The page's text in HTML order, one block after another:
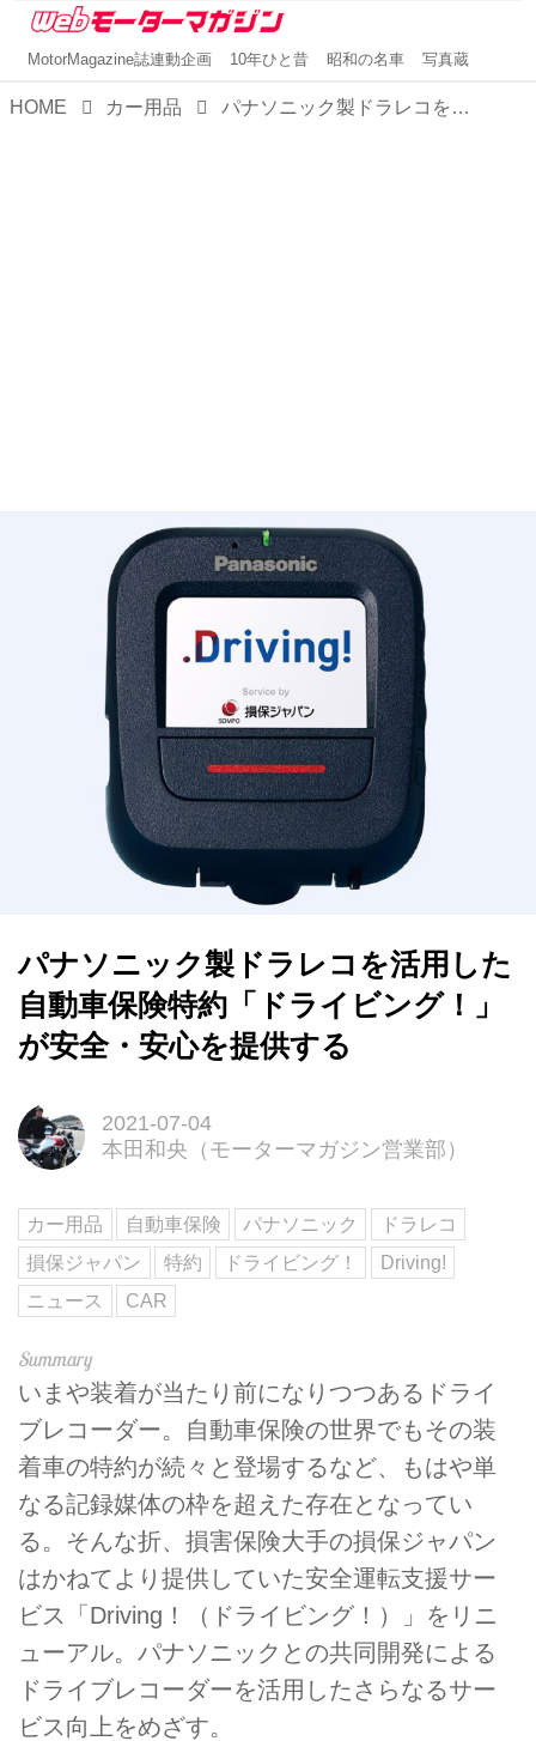
MotorMagazine誌連動企画 10年ひと昔 昭和の名車 写真蔵
HOME カー用品 パナソニック製ドラレコを活用した自動車保険特約「ドライビング！」が安全・安心を提供する
パナソニック製ドラレコを活用した
自動車保険特約「ドライビング！」
が安全・安心を提供する
2021-07-04
本田和央（モーターマガジン営業部）
カー用品 自動車保険 パナソニック
ドラレコ
損保ジャパン
特約 ドライビング！
Driving!
ニュース
CAR
いまや装着が当たり前になりつつあるドライ
ブレコーダー。自動車保険の世界でもその装
着車の特約が続々と登場するなど、もはや単
なる記録媒体の枠を超えた存在となってい
る。そんな折、損害保険大手の損保ジャパン
はかねてより提供していた安全運転支援サー
ビス「Driving！（ドライビング！）」をリニ
ューアル。パナソニックとの共同開発による
ドライブレコーダーを活用したさらなるサー
ビス向上をめざす。